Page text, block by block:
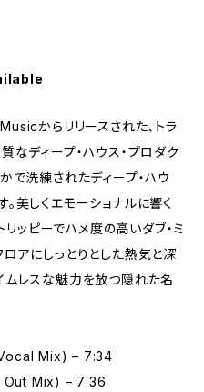
からリリースされた、トラ
なディープ・ハウス・プロダク
で洗練されたディープ・ハウ
美しくエモーショナルに響く
ッピーでハメ度の高いダブ・ミ
ロアにしっとりとした熱気と深
ムレスな魅力を放つ隠れた名
Mix) – 7:34
Mix) – 7:36